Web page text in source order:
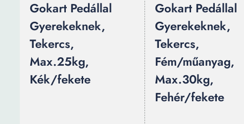
Gokart Pedállal
Gyerekeknek,
Tekercs,
Max.25kg,
Kék/fekete
Gokart Pedállal
Gyerekeknek,
Tekercs,
Fém/műanyag,
Max.30kg,
Fehér/fekete